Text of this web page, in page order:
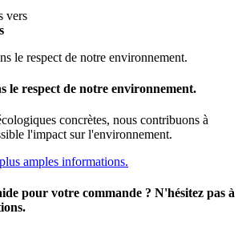
vers
le respect de notre environnement.
concrètes, nous contribuons à
l'impact sur l'environnement.
amples informations.
pour votre commande ? N'hésitez pas à